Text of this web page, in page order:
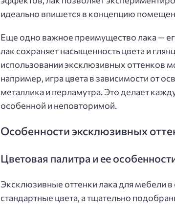
идеально впишется в концепцию
Еще одно важное преимущество лака —
лак сохраняет насыщенность цвета и
использовании эксклюзивных оттенков
например, игра цвета в зависимости от
металлика и перламутра. Это делает
особенной и неповторимой.
Особенности эксклюзивных
Цветовая палитра и ее
Эксклюзивные оттенки лака для мебели
стандартные цвета, а тщательно